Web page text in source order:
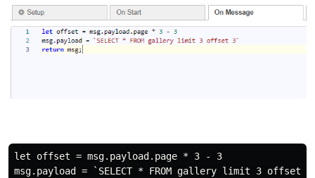
let offset = msg.payload.page * 3 - 3
msg.payload = `SELECT * FROM gallery limit 3 offset